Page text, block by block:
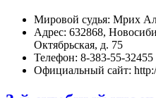
Мировой судья: Мрих
Адрес: 632868,
Октябрьская, д. 75
Телефон: 8-383-55-32455
Официальный сайт: